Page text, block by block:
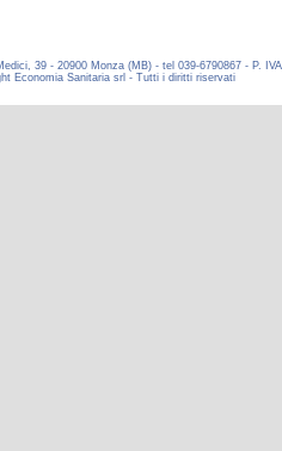
39 - 20900 Monza (MB) - tel 039-6790867 - P. IVA
Economia Sanitaria srl - Tutti i diritti riservati